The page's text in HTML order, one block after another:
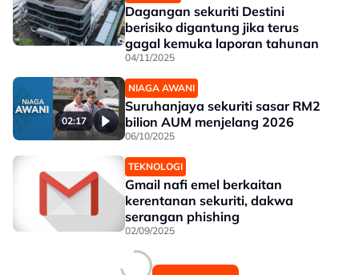
Dagangan sekuriti Destini
berisiko digantung jika terus
gagal kemuka laporan tahunan
04/11/2025
02:17
NIAGA AWANI
Suruhanjaya sekuriti sasar RM2
bilion AUM menjelang 2026
06/10/2025
TEKNOLOGI
Gmail nafi emel berkaitan
kerentanan sekuriti, dakwa
serangan phishing
02/09/2025